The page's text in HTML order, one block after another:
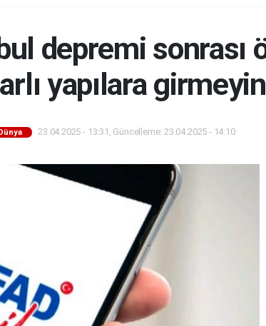
depremi sonrası
yapılara
23.04.2025 - 13:31, Güncelleme: 23.04.2025 - 14:10